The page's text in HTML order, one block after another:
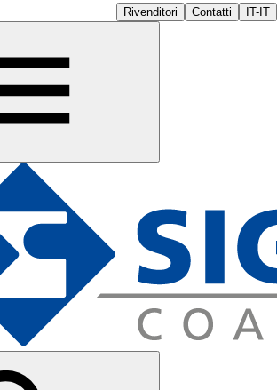
Rivenditori Contatti IT-IT